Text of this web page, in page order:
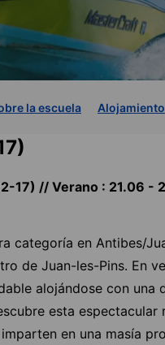
la escuela Alojamiento
17) // Verano : 21.06
categoría en Antibes/
de Juan-les-Pins. En
alojándose con
esta
en una masía